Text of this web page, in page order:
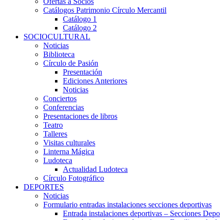
Catálogos Patrimonio Círculo Mercantil
Catálogo 1
Catálogo 2
SOCIOCULTURAL
Noticias
Biblioteca
Círculo de Pasión
Presentación
Ediciones Anteriores
Noticias
Conciertos
Conferencias
Presentaciones de libros
Teatro
Talleres
Visitas culturales
Linterna Mágica
Ludoteca
Actualidad Ludoteca
Círculo Fotográfico
DEPORTES
Noticias
Formulario entradas instalaciones secciones deportivas
Entrada instalaciones deportivas – Secciones